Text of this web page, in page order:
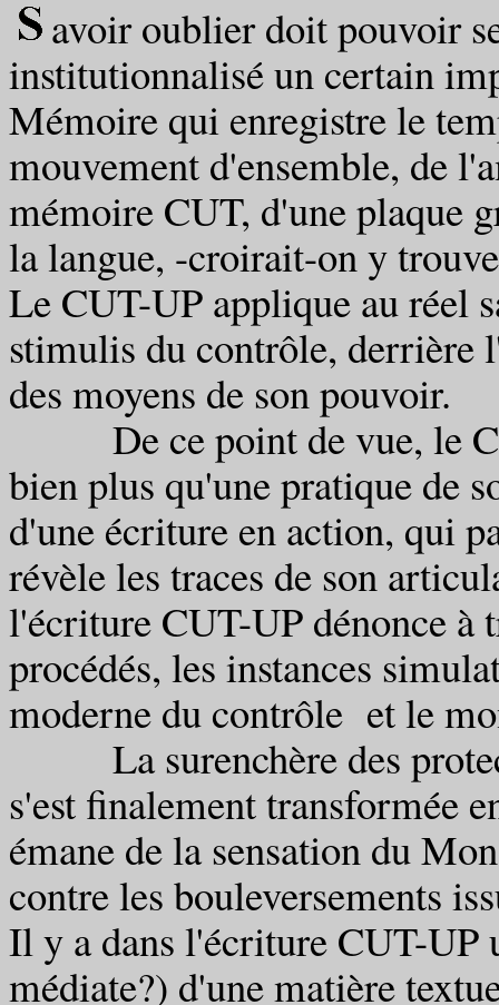
avoir oublier doit pouvoir
institutionnalisé un certain
Mémoire qui enregistre le
mouvement d'ensemble, de
mémoire CUT, d'une plaque
la langue, -croirait-on y
Le CUT-UP applique au réel
stimulis du contrôle, derrière
des moyens de son pouvoir.
De ce point de vue, le
bien plus qu'une pratique de
d'une écriture en action, qui
révèle les traces de son
l'écriture CUT-UP dénonce à
procédés, les instances
moderne du contrôle et le
La surenchère des
s'est finalement transformée
émane de la sensation du
contre les bouleversements
Il y a dans l'écriture CUT-UP
médiate?) d'une matière